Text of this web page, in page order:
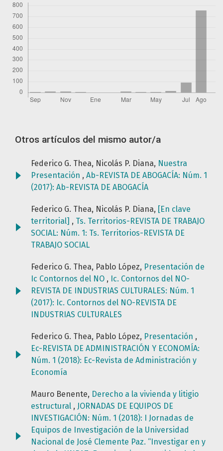
Otros artículos del mismo autor/a
Federico G. Thea, Nicolás P. Diana, Nuestra
Presentación , Ab-REVISTA DE ABOGACÍA: Núm. 1
(2017): Ab-REVISTA DE ABOGACÍA
Federico G. Thea, Nicolás P. Diana, [En clave
territorial] , Ts. Territorios-REVISTA DE TRABAJO
SOCIAL: Núm. 1: Ts. Territorios-REVISTA DE
TRABAJO SOCIAL
Federico G. Thea, Pablo López, Presentación de
Ic Contornos del NO , Ic. Contornos del NO-
REVISTA DE INDUSTRIAS CULTURALES: Núm. 1
(2017): Ic. Contornos del NO-REVISTA DE
INDUSTRIAS CULTURALES
Federico G. Thea, Pablo López, Presentación ,
Ec-REVISTA DE ADMINISTRACIÓN Y ECONOMÍA:
Núm. 1 (2018): Ec-Revista de Administración y
Economía
Mauro Benente, Derecho a la vivienda y litigio
estructural , JORNADAS DE EQUIPOS DE
INVESTIGACIÓN: Núm. 1 (2018): I Jornadas de
Equipos de Investigación de la Universidad
Nacional de José Clemente Paz. “Investigar en y